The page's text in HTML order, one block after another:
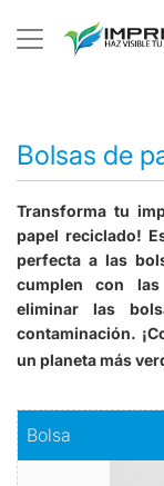
Bolsas de
Transforma tu
papel reciclado!
perfecta a las
cumplen con las
eliminar las
contaminación.
un planeta más
Bolsa
Comprar